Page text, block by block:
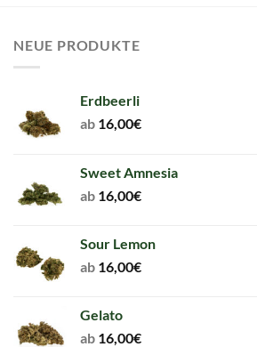
NEUE PRODUKTE
Erdbeerli
ab 16,00€
Sweet Amnesia
ab 16,00€
Sour Lemon
ab 16,00€
Gelato
ab 16,00€